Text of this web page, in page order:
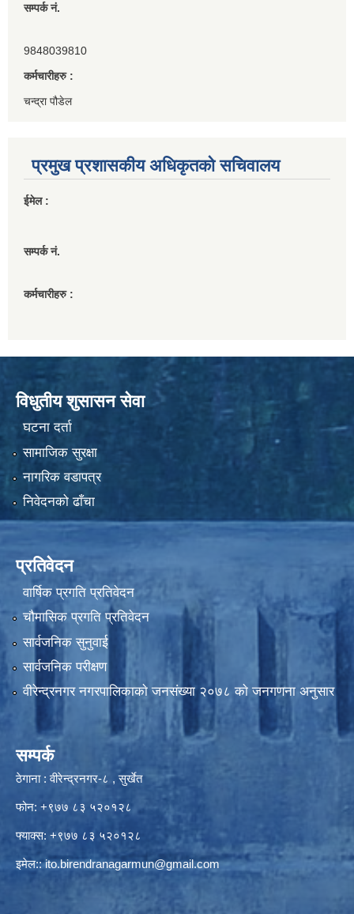
सम्पर्क नं.
9848039810
कर्मचारीहरु :
चन्द्रा पौडेल
प्रमुख प्रशासकीय अधिकृतको सचिवालय
ईमेल :
सम्पर्क नं.
कर्मचारीहरु :
विधुतीय शुसासन सेवा
घटना दर्ता
सामाजिक सुरक्षा
नागरिक वडापत्र
निवेदनको ढाँचा
प्रतिवेदन
वार्षिक प्रगति प्रतिवेदन
चौमासिक प्रगति प्रतिवेदन
सार्वजनिक सुनुवाई
सार्वजनिक परीक्षण
वीरेन्द्रनगर नगरपालिकाकाे जनसंख्या २०७८ काे जनगणना अनुसार
सम्पर्क
ठेगाना : वीरेन्द्रनगर-८ , सुर्खेत
फोन: +९७७ ८३ ५२०१२८
फ्याक्स: +९७७ ८३ ५२०१२८
इमेल::ito.birendranagarmun@gmail.com